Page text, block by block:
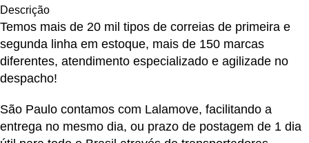
Descrição
Temos mais de 20 mil tipos de correias de primeira e
segunda linha em estoque, mais de 150 marcas
diferentes, atendimento especializado e agilizade no
despacho!
São Paulo contamos com Lalamove, facilitando a
entrega no mesmo dia, ou prazo de postagem de 1 dia